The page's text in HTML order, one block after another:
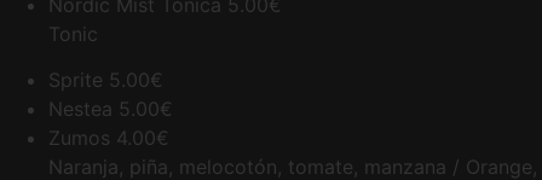
Tonic
Sprite 5.00€
Nestea 5.00€
Zumos 4.00€
Naranja, piña, melocotón, tomate, manzana / Orange,